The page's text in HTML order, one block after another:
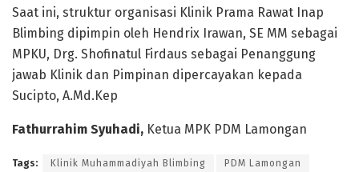
Saat ini, struktur organisasi Klinik Prama Rawat Inap
Blimbing dipimpin oleh Hendrix Irawan, SE MM sebagai
MPKU, Drg. Shofinatul Firdaus sebagai Penanggung
jawab Klinik dan Pimpinan dipercayakan kepada
Sucipto, A.Md.Kep
Fathurrahim Syuhadi, Ketua MPK PDM Lamongan
Tags: Klinik Muhammadiyah Blimbing PDM Lamongan